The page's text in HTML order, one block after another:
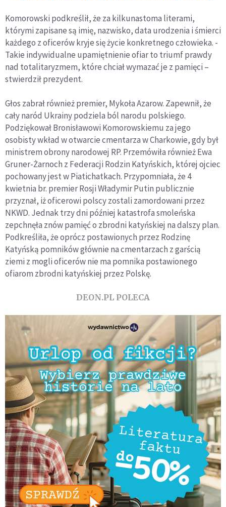
Komorowski podkreślił, że za kilkunastoma literami,
którymi zapisane są imię, nazwisko, data urodzenia i śmierci
każdego z oficerów kryje się życie konkretnego człowieka. -
Takie indywidualne upamiętnienie ofiar to triumf prawdy
nad totalitaryzmem, które chciał wymazać je z pamięci –
stwierdził prezydent.
Głos zabrał również premier, Mykoła Azarow. Zapewnił, że
cały naród Ukrainy podziela ból narodu polskiego.
Podziękował Bronisławowi Komorowskiemu za jego
osobisty wkład w otwarcie cmentarza w Charkowie, gdy był
ministrem obrony narodowej RP. Przemówiła również Ewa
Gruner-Żarnoch z Federacji Rodzin Katyńskich, której ojciec
pochowany jest w Piatichatkach. Przypomniała, że 4
kwietnia br. premier Rosji Władymir Putin publicznie
przyznał, iż oficerowi polscy zostali zamordowani przez
NKWD. Jednak trzy dni później katastrofa smoleńska
zepchnęła znów pamięć o zbrodni katyńskiej na dalszy plan.
Podkreśliła, że oprócz postawionych przez Rodzinę
Katyńską pomników głównie na cmentarzach z garścią
ziemi z mogli oficerów nie ma pomnika postawionego
ofiarom zbrodni katyńskiej przez Polskę.
DEON.PL POLECA